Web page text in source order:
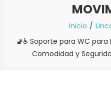
Inicio
🚽♿ Soporte para WC
Comodidad y